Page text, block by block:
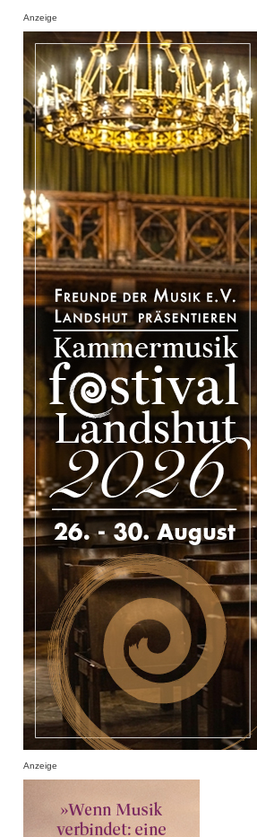
Anzeige
Anzeige